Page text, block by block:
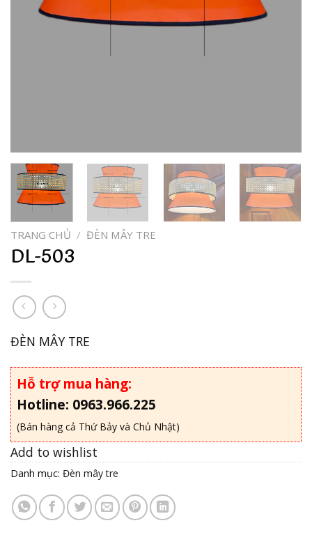
TRANG CHỦ / ĐÈN MÂY TRE
DL-503
ĐÈN MÂY TRE
Hỗ trợ mua hàng:
Hotline: 0963.966.225
(Bán hàng cả Thứ Bảy và Chủ Nhật)
Add to wishlist
Danh mục: Đèn mây tre